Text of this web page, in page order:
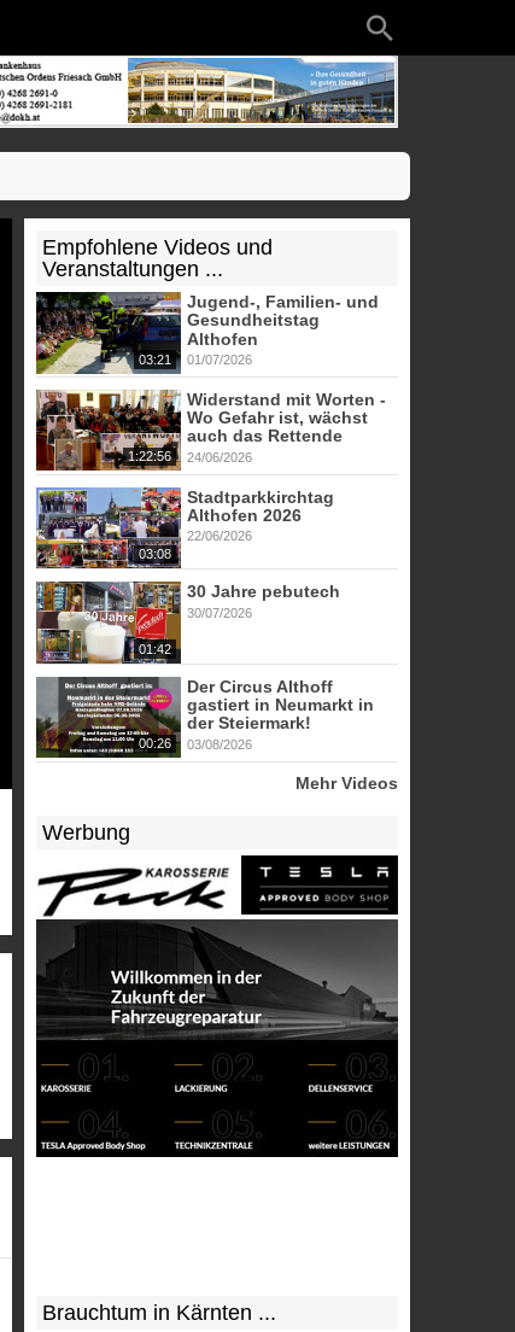
Empfohlene Videos und
Veranstaltungen ...
03:21
Jugend-, Familien- und
Gesundheitstag
Althofen
01/07/2026
1:22:56
Widerstand mit Worten -
Wo Gefahr ist, wächst
auch das Rettende
24/06/2026
03:08
Stadtparkkirchtag
Althofen 2026
22/06/2026
01:42
30 Jahre pebutech
30/07/2026
00:26
Der Circus Althoff
gastiert in Neumarkt in
der Steiermark!
03/08/2026
Mehr Videos
Werbung
Brauchtum in Kärnten ...